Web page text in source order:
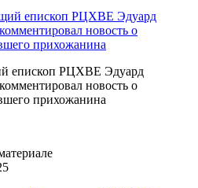
епископ РЦХВЕ Эдуард
новость о
прихожанина